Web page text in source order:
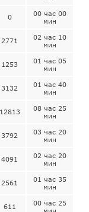
0
00 час 00
мин
2771
02 час 10
мин
1253
01 час 05
мин
3132
01 час 40
мин
12813
08 час 25
мин
3792
03 час 20
мин
4091
02 час 20
мин
2561
01 час 35
мин
611
00 час 25